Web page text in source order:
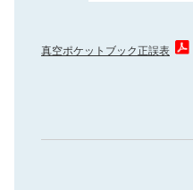
真空ポケットブック正誤表